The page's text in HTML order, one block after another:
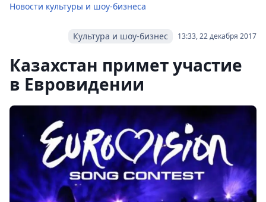
Новости культуры и шоу-бизнеса
13:33, 22 декабря 2017
Культура и шоу-бизнес
Казахстан примет участие
в Евровидении